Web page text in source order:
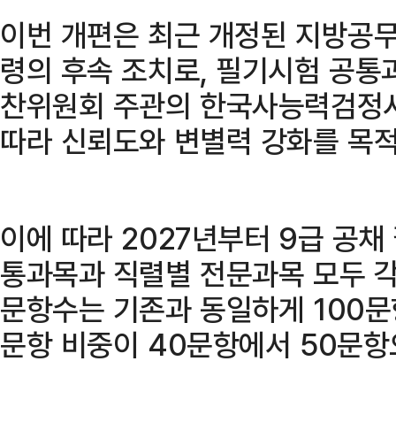
이번 개편은 최근 개정된 지방공
령의 후속 조치로, 필기시험 공
찬위원회 주관의 한국사능력검
따라 신뢰도와 변별력 강화를 목
이에 따라 2027년부터 9급 공채
통과목과 직렬별 전문과목 모두
문항수는 기존과 동일하게 100
문항 비중이 40문항에서 50문항